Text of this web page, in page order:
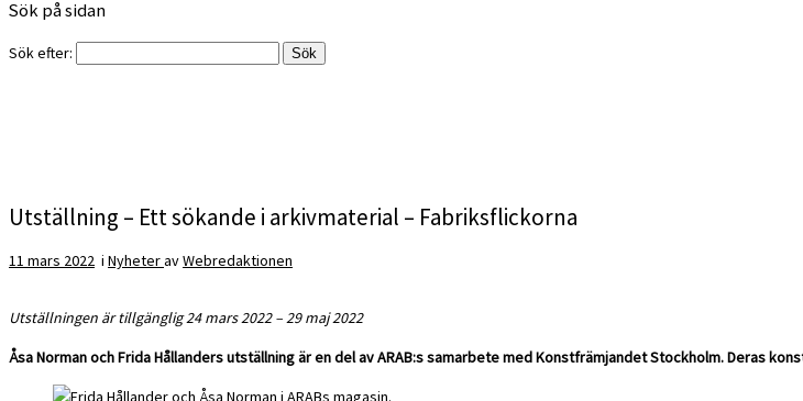
Sök på sidan
Sök efter:
Utställning – Ett sökande i arkivmaterial – Fabriksflickorna
11 mars 2022 i NyheteravWebredaktionen
Utställningen är tillgänglig 24 mars 2022 – 29 maj 2022
Åsa Norman och Frida Hållanders utställning är en del av ARAB:s samarbete med Konstfrämjandet Stockholm. Deras